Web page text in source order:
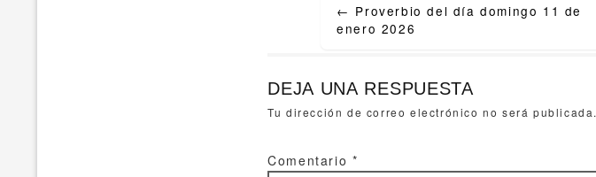
navigation
← Proverbio del día domingo 11 de
enero 2026
DEJA UNA RESPUESTA
Tu dirección de correo electrónico no será publicada.
Comentario *